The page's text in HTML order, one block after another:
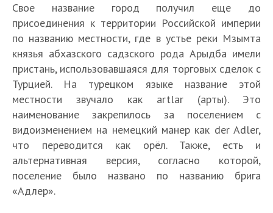
Свое название город получил еще до
присоединения к территории Российской империи
по названию местности, где в устье реки Мзымта
князья абхазского садзского рода Арыдба имели
пристань, использовавшаяся для торговых сделок с
Турцией. На турецком языке название этой
местности звучало как аrtlar (арты). Это
наименование закрепилось за поселением с
видоизменением на немецкий манер как der Adler,
что переводится как орёл. Также, есть и
альтернативная версия, согласно которой,
поселение было названо по названию брига
«Адлер».